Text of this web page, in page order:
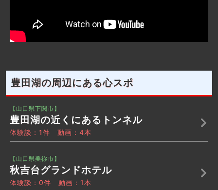
豊田湖の周辺にある心スポ
【山口県下関市】
豊田湖の近くにあるトンネル
体験談：1件 動画：4本
【山口県美祢市】
秋吉台グランドホテル
体験談：0件 動画：1本